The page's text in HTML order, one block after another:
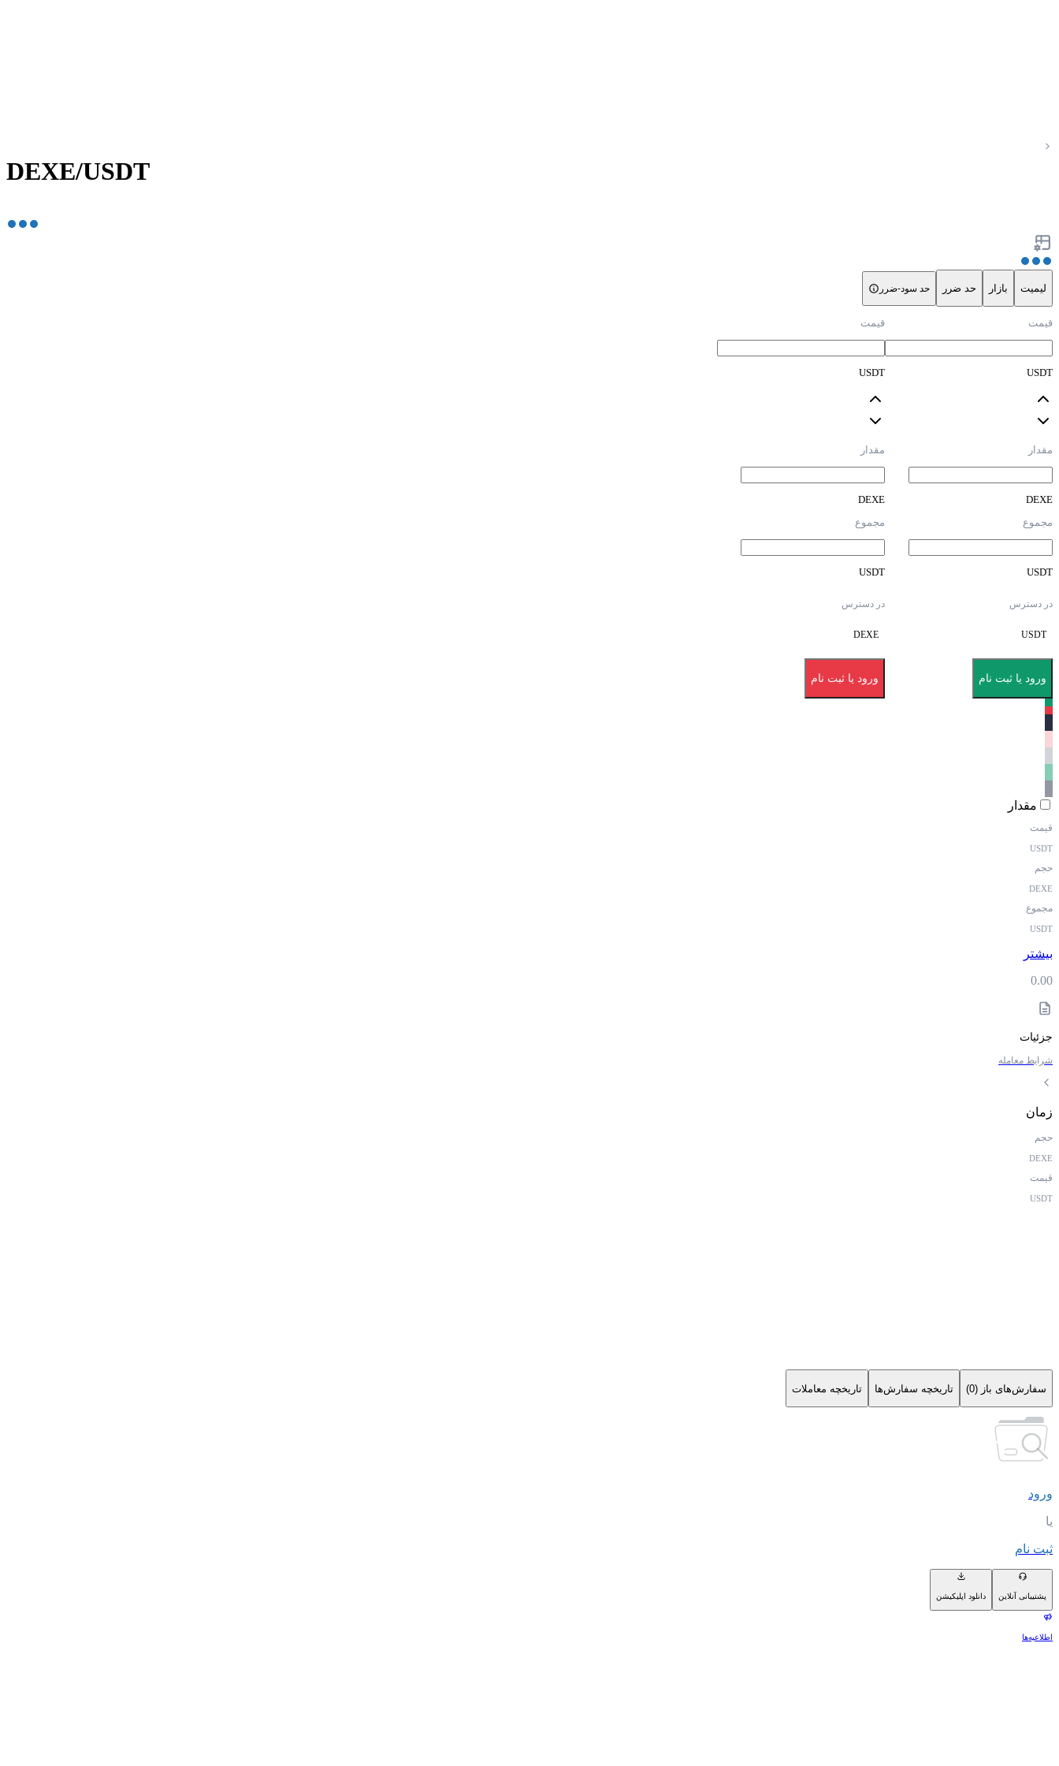
DEXE/USDT
لیمیت بازار حد ضرر حد سود-ضرر
قیمت
USDT
مقدار
DEXE
مجموع
USDT
در دسترس
USDT
ورود یا ثبت نام
قیمت
USDT
مقدار
DEXE
مجموع
USDT
در دسترس
DEXE
ورود یا ثبت نام
مقدار
قیمت
USDT
حجم
DEXE
مجموع
USDT
بیشتر
0.00
جزئیات
شرایط معامله
زمان
حجم
DEXE
قیمت
USDT
سفارش‌های باز (0) تاریخچه سفارش‌ها تاریخچه معاملات
ورود
یا
ثبت نام
پشتیبانی آنلاین دانلود اپلیکیشن
اطلاعیه‌ها